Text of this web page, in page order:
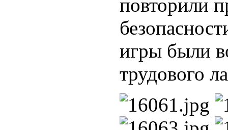
повторили
игры были
трудового